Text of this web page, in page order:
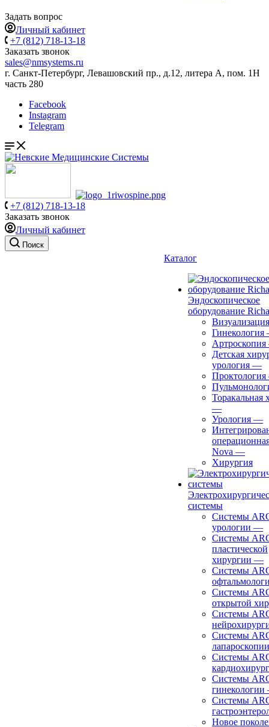
Задать вопрос
Личный кабинет
+7 (812) 718-13-18
Заказать звонок
sales@nmsystems.ru
г. Санкт-Петербург, Левашовский пр., д.12, литера А, пом. 1Н
часть 280
Facebook
Instagram
Telegram
+7 (812) 718-13-18
Заказать звонок
Личный кабинет
Поиск
Каталог
Эндоскопическое
оборудование
Визуализация
Гинекология
Артроскопия
Детская
урология —
Проктология
Торакальная
—
Урология —
Nova —
Хирургия
системы
Системы
урологии —
Системы
пластической
хирургии —
Системы
Системы
открытой
Системы
Системы
лапароскопии
Системы
Системы
гинекологии
Системы
Новое